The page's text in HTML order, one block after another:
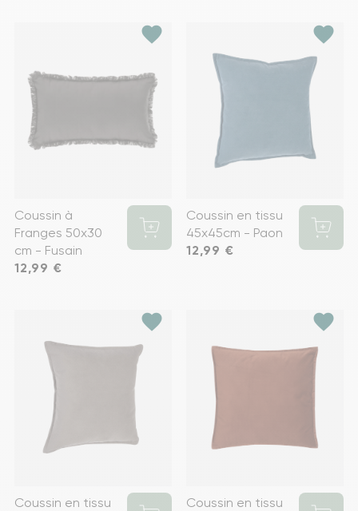
favorite
Coussin à
Franges 50x30
cm - Fusain
Prix
12,99 €
favorite
Coussin en tissu
45x45cm - Paon
Prix
12,99 €
favorite
Coussin en tissu
favorite
Coussin en tissu